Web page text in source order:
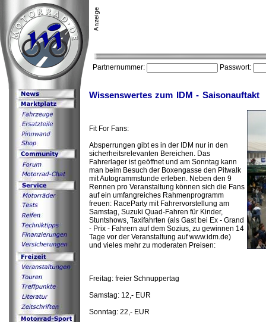
Partnernummer: Passwort:
Wissenswertes zum IDM - Saisonauftakt
Fit For Fans:
Absperrungen gibt es in der IDM nur in den
sicherheitsrelevanten Bereichen. Das
Fahrerlager ist geöffnet und am Sonntag kann
man beim Besuch der Boxengasse den Pitwalk
mit Autogrammstunde erleben. Neben den 9
Rennen pro Veranstaltung können sich die Fans
auf ein umfangreiches Rahmenprogramm
freuen: RaceParty mit Fahrervorstellung am
Samstag, Suzuki Quad-Fahren für Kinder,
Stuntshows, Taxifahrten (als Gast bei Ex - Grand
- Prix - Fahrern auf dem Sozius, zu gewinnen 14
Tage vor der Veranstaltung auf www.idm.de)
und vieles mehr zu moderaten Preisen:
Freitag: freier Schnuppertag
Samstag: 12,- EUR
Sonntag: 22,- EUR